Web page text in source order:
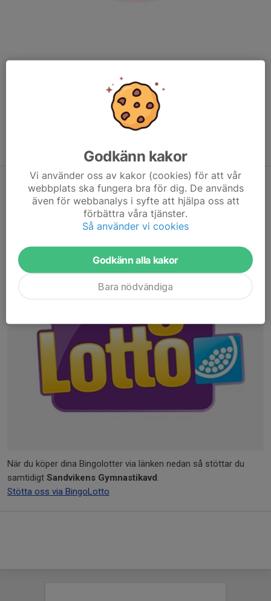
Varje år delar Svenska Spel via Gräsroten ut miljoner kronor till
föreningar i Sverige. Genom att väljaSandvikens
gymnastikavd. gymnastiknär du spelar i butik och online bidrar
du automatiskt till vår förening. Det kostar ingenting extra att
BingoLotto
När du köper dina Bingolotter via länken nedan så stöttar du
samtidigt Sandvikens Gymnastikavd.
Stötta oss via BingoLotto
Godkänn kakor
Vi använder oss av kakor (cookies) för att vår
webbplats ska fungera bra för dig. De används
även för webbanalys i syfte att hjälpa oss att
förbättra våra tjänster.
Så använder vi cookies
Godkänn alla kakor
Bara nödvändiga